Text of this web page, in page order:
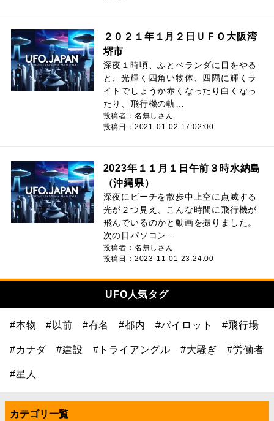
２０２１年１月２日ＵＦＯ大阪湾
堺市
深夜１時頃、ふとベランダに目をやる
と、光輝く四角い物体、四隅に輝くラ
イトでしょうか赤くなったり白くなっ
たり、飛行機の軌…
投稿者：名無しさん
投稿日：2021-01-02 17:02:00
2023年１１月１日午前３時水納島
（沖縄県）
深夜にビーチを散歩中上空に点滅する
光が２つ見え、こんな時間に飛行機が
飛んでいるのかと動画を撮りました。
次の日パソコン…
投稿者：名無しさん
投稿日：2023-11-01 23:24:00
UFO人気タグ
#本物 #以前 #有名 #都内 #パイロット #飛行場
#カナダ #建設 #トライアングル #大騒ぎ #労働者
#星人
カテゴリ一覧